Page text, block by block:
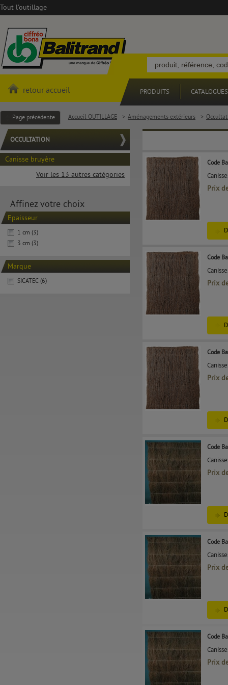
Tout l'outillage
retour accueil PRODUITS CATALOGUES
Page précédente Accueil OUTILLAGE > Aménagements extérieurs >
OCCULTATION
Canisse bruyère
Voir les 13 autres catégories
Affinez votre choix
Epaisseur
1 cm (3)
3 cm (3)
Marque
SICATEC (6)
Code
Prix
Code
Prix
Code
Prix
Code
Prix
Code
Prix
Code
Prix